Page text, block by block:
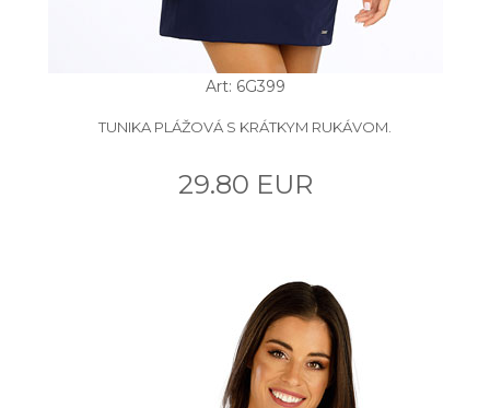
Art: 6G399
TUNIKA PLÁŽOVÁ S KRÁTKYM RUKÁVOM.
29.80 EUR